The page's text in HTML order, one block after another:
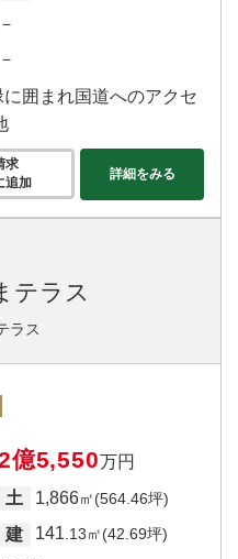
－
－
囲まれ国道へのアクセ
求
追加
詳細をみる
テラス
ラス
2億5,550万円
土
1,866㎡(564.46坪)
建 141.13㎡(42.69坪)